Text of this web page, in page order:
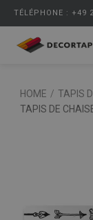
TÉLÉPHONE : +49
HOME / TAPIS
TAPIS DE